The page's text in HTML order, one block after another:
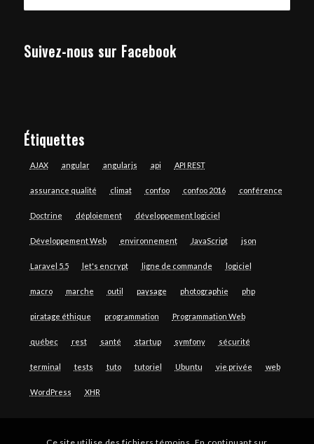
Suivez-nous sur Facebook
Étiquettes
AJAX angular angularjs api API REST
assurance qualité climat confoo confoo 2016 conférence
Doctrine déploiement développement logiciel
Développement Web environnement JavaScript json
Laravel 5.5 let's encrypt ligne de commande logiciel
macro marche outil paysage photographie php
piratage éthique programmation Programmation Web
québec rest santé startup symfony sécurité
terminal tests tuto tutoriel Ubuntu vie privée web
WordPress XHR